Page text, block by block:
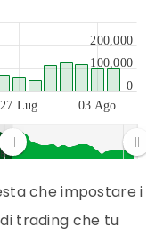
27 Lug 03 Ago
0
100,000
200,000
26
che impostare i
trading che tu